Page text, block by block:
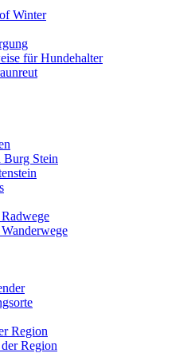
Winter
für Hundehalter
Burg Stein
Region
Region